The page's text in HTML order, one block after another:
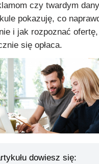
czy twardym
pokazuję, co
i jak rozpoznać ofertę,
się opłaca.
dowiesz się: